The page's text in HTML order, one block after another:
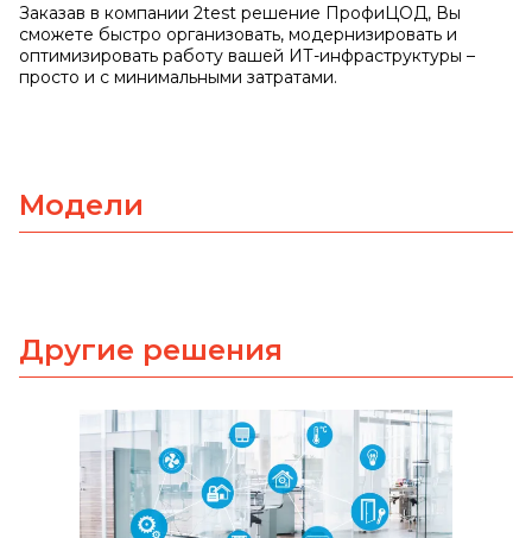
Заказав в компании 2test решение ПрофиЦОД, Вы
сможете быстро организовать, модернизировать и
оптимизировать работу вашей ИТ-инфраструктуры –
просто и с минимальными затратами.
Модели
Другие решения